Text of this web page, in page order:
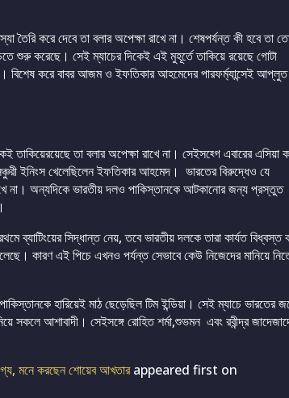
তৈরি করে দেবে তা বলার অপেক্ষা রাখে না। শেষপর্যন্ত কী হবে তা
শুরু করেছে। সেই ম্যাচের দিকেই এই মুহূর্তে তাকিয়ে রয়েছে গোটা
বিশেষ করে বাবর আজম ও ইফতিকার আহমেদের পারফর্ম্যান্সেই আপ্লুত
তাকিয়েরয়েছে তা বলার অপেক্ষা রাখে না। সেইসহ্গে এবারের এসিয়া
ইনিংস খেলেছিলেন ইফতিকার আহমেদ। ভারতের বিরুদ্ধেও যে
না। অন্যদিকে ভারতীয় দলও পাকিস্তানকে আটকানোর জন্য প্রস্তুত
সিদ্ধান্ত নেয়, তবে ভারতীয় দলকে তারা কার্যত বিধ্বস্ত
কারণ এই পিচে এখনও পর্যন্ত সেভাবে কেউ নিজেদের মানিয়ে
হারিয়েই মাঠ ছেড়েছিল টিম ইন্ডিয়া। সেই ম্যাচে ভারতের
সকলে আশাবাদী। সেইসঙ্গে রোহিত শর্মা,শুভমন এবং রবীন্দ্র
মনে করছেন শোয়েব আখতারappeared first on